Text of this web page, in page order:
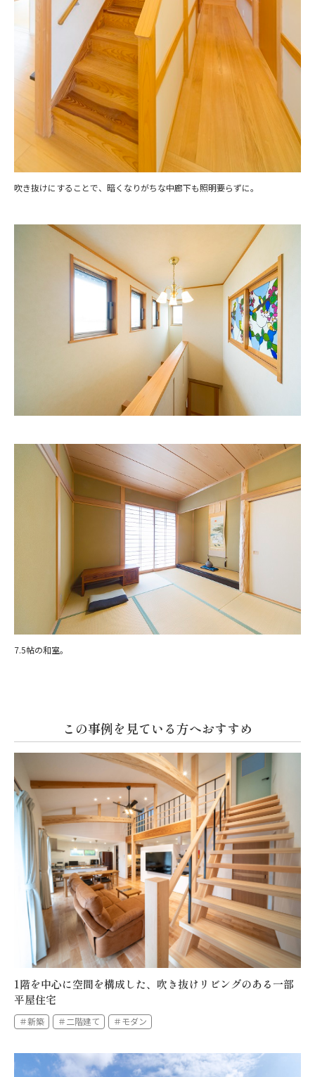
吹き抜けにすることで、暗くなりがちな中廊下も照明要らずに。
7.5帖の和室。
この事例を見ている方へおすすめ
1階を中心に空間を構成した、吹き抜けリビングのある一部
平屋住宅
＃新築 ＃二階建て ＃モダン